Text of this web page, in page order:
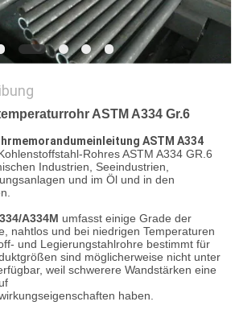
ASTM A334 Gr.6
ASTM A334
Rohres ASTM A334 GR.6
Industrien, Seeindustrien,
und im Öl und in den
A334M umfasst einige Grade der
nahtlos und bei niedrigen Temperaturen
und Legierungstahlrohre bestimmt für
sind möglicherweise nicht unter
weil schwerere Wandstärken eine
haben.